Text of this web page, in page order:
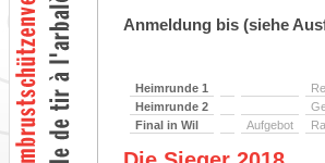
Anmeldung bis (siehe
Heimrunde 1
Heimrunde 2
Final in Wil
Aufgebot